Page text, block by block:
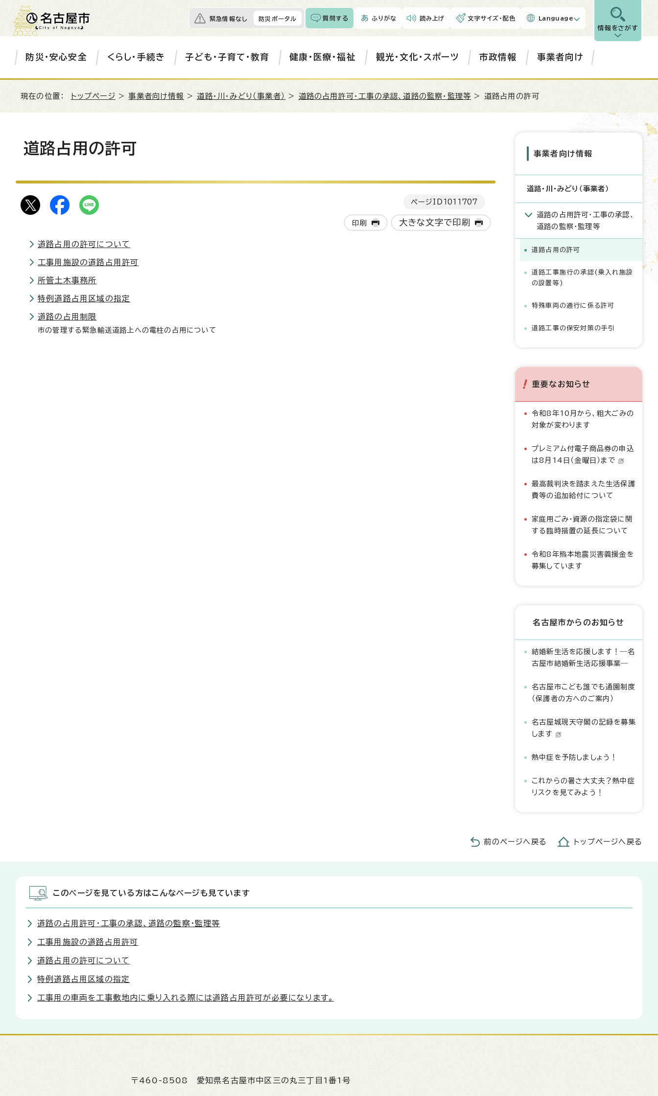
緊急情報なし 防災ポータル 質問する ふりがな 読み上げ 文字サイズ・配色 Language
情報をさがす
防災・安心安全 くらし・手続き 子ども・子育て・教育 健康・医療・福祉 観光・文化・スポーツ 市政情報 事業者向け
現在の位置： トップページ >事業者向け情報 >道路・川・みどり（事業者） > 道路の占用許可・工事の承認、道路の監察・監理等 > 道路占用の許可
道路占用の許可
ページID 1011707
印刷 大きな文字で印刷
道路占用の許可について
工事用施設の道路占用許可
所管土木事務所
特例道路占用区域の指定
道路の占用制限
市の管理する緊急輸送道路上への電柱の占用について
事業者向け情報
道路・川・みどり（事業者）
道路の占用許可・工事の承認、
道路の監察・監理等
道路占用の許可
道路工事施行の承認(乗入れ施設
の設置等)
特殊車両の通行に係る許可
道路工事の保安対策の手引
重要なお知らせ
令和8年10月から、粗大ごみの
対象が変わります
プレミアム付電子商品券の申込
は8月14日（金曜日）まで
最高裁判決を踏まえた生活保護
費等の追加給付について
家庭用ごみ・資源の指定袋に関
する臨時措置の延長について
令和8年熊本地震災害義援金を
募集しています
名古屋市からのお知らせ
結婚新生活を応援します！―名
古屋市結婚新生活応援事業―
名古屋市こども誰でも通園制度
（保護者の方へのご案内）
名古屋城現天守閣の記録を募集
します
熱中症を予防しましょう！
これからの暑さ大丈夫？熱中症
リスクを見てみよう！
前のページへ戻る トップページへ戻る
このページを見ている方はこんなページも見ています
道路の占用許可・工事の承認、道路の監察・監理等
工事用施設の道路占用許可
道路占用の許可について
特例道路占用区域の指定
工事用の車両を工事敷地内に乗り入れる際には道路占用許可が必要になります。
〒460-8508 愛知県名古屋市中区三の丸三丁目1番1号